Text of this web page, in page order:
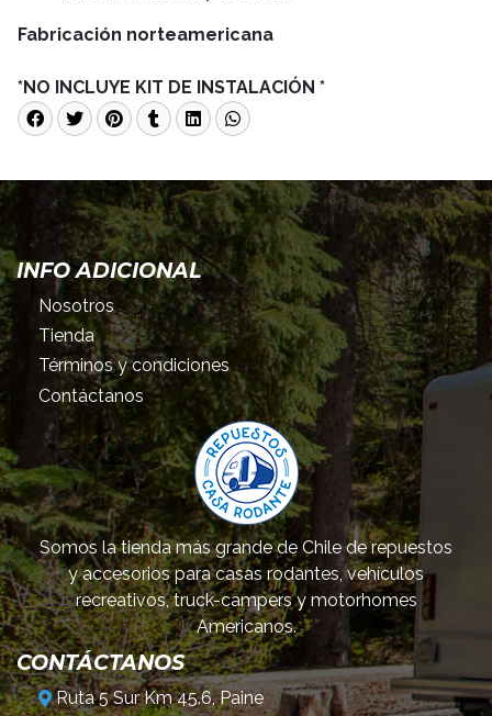
Fabricación norteamericana
*NO INCLUYE KIT DE INSTALACIÓN *
INFO ADICIONAL
Nosotros
Tienda
Términos y condiciones
Contáctanos
Somos la tienda más grande de Chile de repuestos
y accesorios para casas rodantes, vehículos
recreativos, truck-campers y motorhomes
Americanos.
CONTÁCTANOS
Ruta 5 Sur Km 45.6, Paine